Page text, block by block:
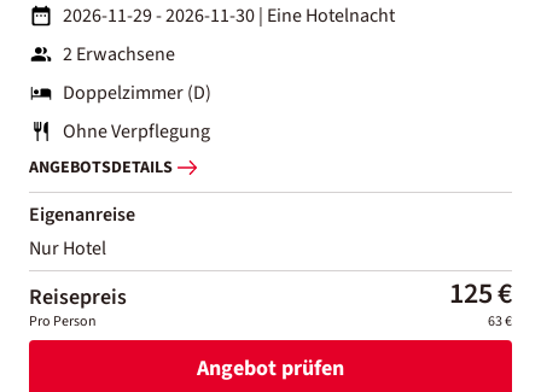
2026-11-29 - 2026-11-30| Eine Hotelnacht
2 Erwachsene
Doppelzimmer (D)
Ohne Verpflegung
ANGEBOTSDETAILS
Eigenanreise
Nur Hotel
Reisepreis 125 €
Pro Person 63 €
Angebot prüfen